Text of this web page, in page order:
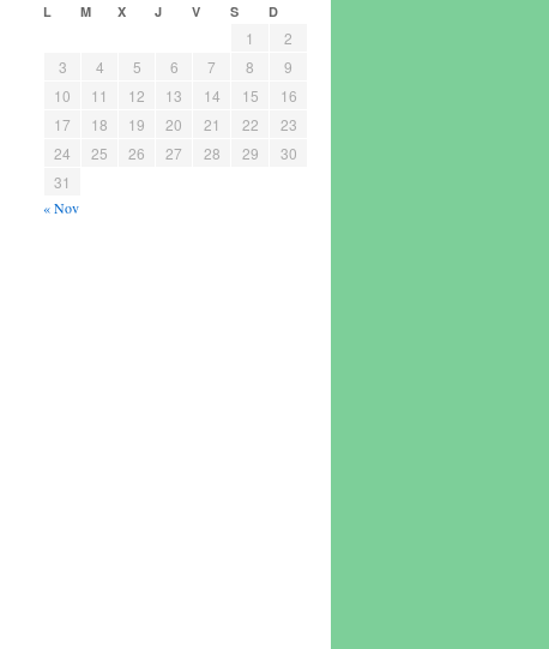
L M X J V S D
1
2
3
4 5 6 7 8
9
10
11 12 13 14 15
16
17
18 19 20 21 22
23
24
25 26 27 28 29
30
31
« Nov